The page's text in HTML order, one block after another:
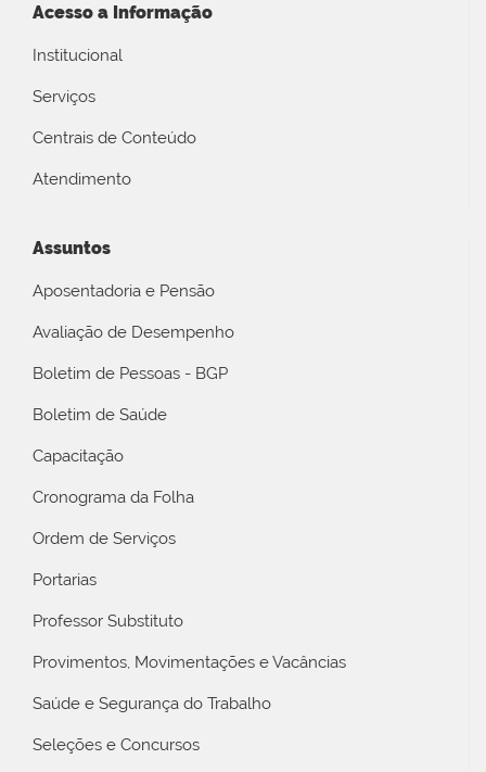
Acesso a Informação
Institucional
Serviços
Centrais de Conteúdo
Atendimento
Assuntos
Aposentadoria e Pensão
Avaliação de Desempenho
Boletim de Pessoas - BGP
Boletim de Saúde
Capacitação
Cronograma da Folha
Ordem de Serviços
Portarias
Professor Substituto
Provimentos, Movimentações e Vacâncias
Saúde e Segurança do Trabalho
Seleções e Concursos